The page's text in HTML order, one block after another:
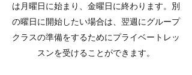
は月曜日に始まり、金曜日に終わります。別
の曜日に開始したい場合は、翌週にグループ
クラスの準備をするためにプライベートレッ
スンを受けることができます。